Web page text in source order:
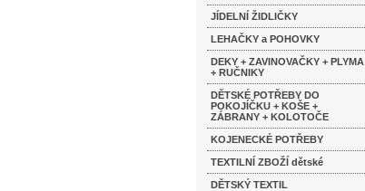
JÍDELNÍ ŽIDLIČKY
LEHAČKY a POHOVKY
DEKY + ZAVINOVAČKY + PLYMA
+ RUČNIKY
DĚTSKÉ POTŘEBY DO
POKOJÍČKU + KOŠE +
ZÁBRANY + KOLOTOČE
KOJENECKÉ POTŘEBY
TEXTILNÍ ZBOŽÍ dětské
DĚTSKÝ TEXTIL